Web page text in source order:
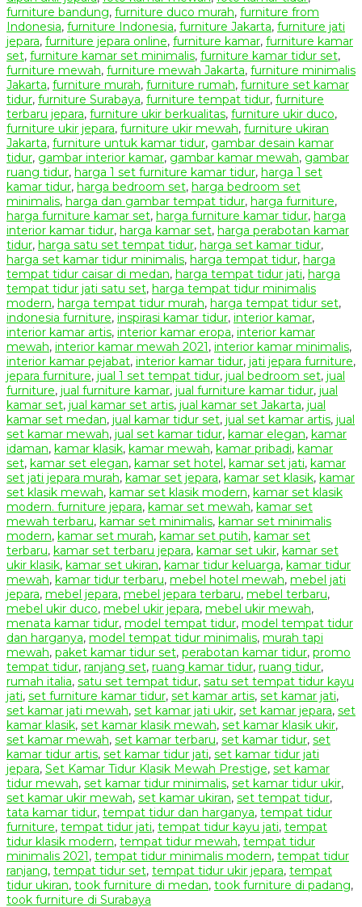
furniture bandung, furniture duco murah, furniture from
Indonesia, furniture Indonesia, furniture Jakarta, furniture jati
jepara, furniture jepara online, furniture kamar, furniture kamar
set, furniture kamar set minimalis, furniture kamar tidur set,
furniture mewah, furniture mewah Jakarta, furniture minimalis
Jakarta, furniture murah, furniture rumah, furniture set kamar
tidur, furniture Surabaya, furniture tempat tidur, furniture
terbaru jepara, furniture ukir berkualitas, furniture ukir duco,
furniture ukir jepara, furniture ukir mewah, furniture ukiran
Jakarta, furniture untuk kamar tidur, gambar desain kamar
tidur, gambar interior kamar, gambar kamar mewah, gambar
ruang tidur, harga 1 set furniture kamar tidur, harga 1 set
kamar tidur, harga bedroom set, harga bedroom set
minimalis, harga dan gambar tempat tidur, harga furniture,
harga furniture kamar set, harga furniture kamar tidur, harga
interior kamar tidur, harga kamar set, harga perabotan kamar
tidur, harga satu set tempat tidur, harga set kamar tidur,
harga set kamar tidur minimalis, harga tempat tidur, harga
tempat tidur caisar di medan, harga tempat tidur jati, harga
tempat tidur jati satu set, harga tempat tidur minimalis
modern, harga tempat tidur murah, harga tempat tidur set,
indonesia furniture, inspirasi kamar tidur, interior kamar,
interior kamar artis, interior kamar eropa, interior kamar
mewah, interior kamar mewah 2021, interior kamar minimalis,
interior kamar pejabat, interior kamar tidur, jati jepara furniture,
jepara furniture, jual 1 set tempat tidur, jual bedroom set, jual
furniture, jual furniture kamar, jual furniture kamar tidur, jual
kamar set, jual kamar set artis, jual kamar set Jakarta, jual
kamar set medan, jual kamar tidur set, jual set kamar artis, jual
set kamar mewah, jual set kamar tidur, kamar elegan, kamar
idaman, kamar klasik, kamar mewah, kamar pribadi, kamar
set, kamar set elegan, kamar set hotel, kamar set jati, kamar
set jati jepara murah, kamar set jepara, kamar set klasik, kamar
set klasik mewah, kamar set klasik modern, kamar set klasik
modern. furniture jepara, kamar set mewah, kamar set
mewah terbaru, kamar set minimalis, kamar set minimalis
modern, kamar set murah, kamar set putih, kamar set
terbaru, kamar set terbaru jepara, kamar set ukir, kamar set
ukir klasik, kamar set ukiran, kamar tidur keluarga, kamar tidur
mewah, kamar tidur terbaru, mebel hotel mewah, mebel jati
jepara, mebel jepara, mebel jepara terbaru, mebel terbaru,
mebel ukir duco, mebel ukir jepara, mebel ukir mewah,
menata kamar tidur, model tempat tidur, model tempat tidur
dan harganya, model tempat tidur minimalis, murah tapi
mewah, paket kamar tidur set, perabotan kamar tidur, promo
tempat tidur, ranjang set, ruang kamar tidur, ruang tidur,
rumah italia, satu set tempat tidur, satu set tempat tidur kayu
jati, set furniture kamar tidur, set kamar artis, set kamar jati,
set kamar jati mewah, set kamar jati ukir, set kamar jepara, set
kamar klasik, set kamar klasik mewah, set kamar klasik ukir,
set kamar mewah, set kamar terbaru, set kamar tidur, set
kamar tidur artis, set kamar tidur jati, set kamar tidur jati
jepara, Set Kamar Tidur Klasik Mewah Prestige, set kamar
tidur mewah, set kamar tidur minimalis, set kamar tidur ukir,
set kamar ukir mewah, set kamar ukiran, set tempat tidur,
tata kamar tidur, tempat tidur dan harganya, tempat tidur
furniture, tempat tidur jati, tempat tidur kayu jati, tempat
tidur klasik modern, tempat tidur mewah, tempat tidur
minimalis 2021, tempat tidur minimalis modern, tempat tidur
ranjang, tempat tidur set, tempat tidur ukir jepara, tempat
tidur ukiran, took furniture di medan, took furniture di padang,
took furniture di Surabaya